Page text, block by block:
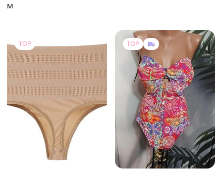
M
TOP TOP